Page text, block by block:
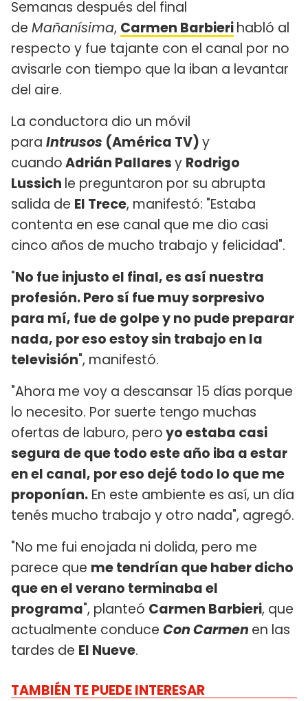
Semanas después del final
de Mañanísima, Carmen Barbierihabló al
respecto y fue tajante con el canal por no
avisarle con tiempo que la iban a levantar
del aire.
La conductora dio un móvil
para Intrusos (América TV)y
cuandoAdrián Pallaresy Rodrigo
Lussich le preguntaron por su abrupta
salida de El Trece, manifestó: "Estaba
contenta en ese canal que me dio casi
cinco años de mucho trabajo y felicidad".
"No fue injusto el final, es así nuestra
profesión. Pero sí fue muy sorpresivo
para mí, fue de golpe y no pude preparar
nada, por eso estoy sin trabajo en la
televisión", manifestó.
"Ahora me voy a descansar 15 días porque
lo necesito. Por suerte tengo muchas
ofertas de laburo, peroyo estaba casi
segura de que todo este año iba a estar
en el canal, por eso dejé todo lo que me
proponían. En este ambiente es así, un día
tenés mucho trabajo y otro nada", agregó.
"No me fui enojada ni dolida, pero me
parece que me tendrían que haber dicho
que en el verano terminaba el
programa", planteó Carmen Barbieri, que
actualmente conduce Con Carmen en las
tardes de El Nueve.
TAMBIÉN TE PUEDE INTERESAR